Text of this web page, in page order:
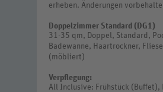
erheben. Änderungen
Doppelzimmer Standard (DG1)
31-35 qm, Doppel, Standard,
Badewanne, Haartrockner,
(möbliert)
Verpflegung:
All Inclusive: Frühstück